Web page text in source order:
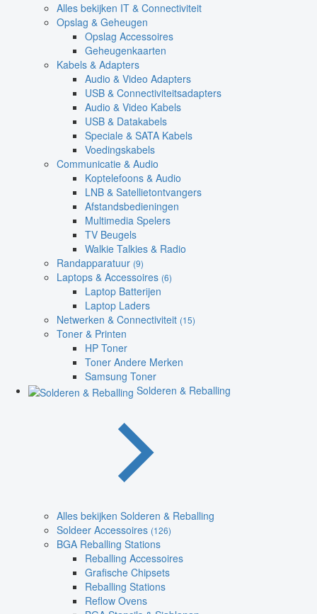
Alles bekijken IT & Connectiviteit
Opslag & Geheugen
Opslag Accessoires
Geheugenkaarten
Kabels & Adapters
Audio & Video Adapters
USB & Connectiviteitsadapters
Audio & Video Kabels
USB & Datakabels
Speciale & SATA Kabels
Voedingskabels
Communicatie & Audio
Koptelefoons & Audio
LNB & Satellietontvangers
Afstandsbedieningen
Multimedia Spelers
TV Beugels
Walkie Talkies & Radio
Randapparatuur (9)
Laptops & Accessoires (6)
Laptop Batterijen
Laptop Laders
Netwerken & Connectiviteit (15)
Toner & Printen
HP Toner
Toner Andere Merken
Samsung Toner
Solderen & Reballing
Alles bekijken Solderen & Reballing
Soldeer Accessoires (126)
BGA Reballing Stations
Reballing Accessoires
Grafische Chipsets
Reballing Stations
Reflow Ovens